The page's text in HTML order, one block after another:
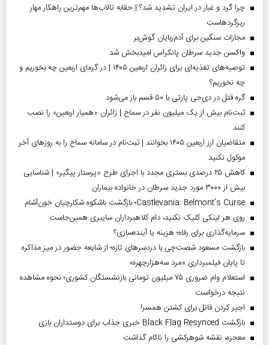
چرا گرد و غبار در ایران تشدید شد؟ | حقابه تالاب‌ها مهم‌ترین راهکار مهار
ریزگردهاست
مجازات سنگین برای آدم‌ربایان گوش‌بر
واکسن جدید سرطان پانکراس امیدبخش شد
توصیه‌های تغذیه‌ای برای زائران اربعین ۱۴۰۵ | در گرمای اربعین چه بخوریم و
چه نخوریم؟
گره قتل در دی‌جی پارتی با ۵۰ قسم باز می‌شود
ثبت‌نام بیش از یک میلیون نفر در سماح | زائران «همیار اربعین» را نصب
کنند
متقاضیان ارز اربعین ۱۴۰۵ بخوانند | ثبت‌نام در سامانه سماح را به روز‌های آخر
موکول نکنید
کاهش ۲۵ درصدی بستری مجدد با اجرای طرح «پرستار پیگیر» | شناسایی
بیش از ۳۰۰۰ مورد جدید سرطان در خانواده بیماران
Castlevania: Belmont’s Curse؛ بازگشت باشکوه شکارچیان خون‌آشام
روی هر لینکی کلیک نکنید، دام کلاهبرداران سایبری همین‌جاست
سرمایه‌گذاری برای رفاه؛ هزینه یا آینده‌سازی؟
بازگشت مسعود شصت‌چی با دردسر‌های تازه؛ از شایعه حضور در میز مذاکره
تا پایان فیلمبرداری «مرد سه‌هزارچهره»
استعلام وام ضروری ۷۵ میلیون تومانی بازنشستگان کشوری؛ نحوه مشاهده
نتیجه درخواست
اجیر کردن قاتل برای کشتن همسر!
بازگشت Black Flag Resynced خبری جذاب برای دوستداران بازی
معجزه، نقشه شوهرکشی را ناکام گذاشت